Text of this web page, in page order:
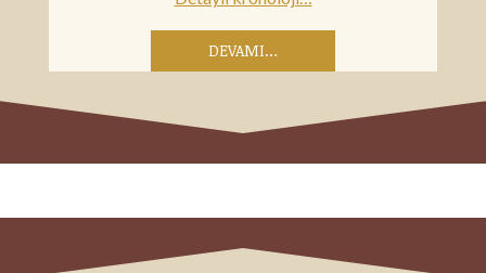
DEVAMI…